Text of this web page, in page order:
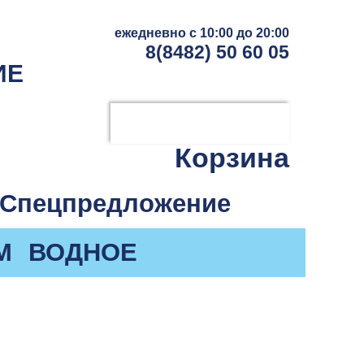
ежедневно с 10:00 до 20:00
8(8482) 50 60 05
Корзина
ВОДНОЕ